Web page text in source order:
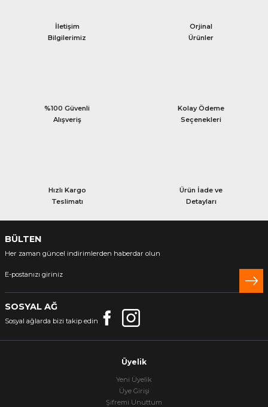
İletişim
Bilgilerimiz
Orjinal
Ürünler
%100 Güvenli
Alışveriş
Kolay Ödeme
Seçenekleri
Hızlı Kargo
Teslimatı
Ürün İade ve
Detayları
BÜLTEN
Her zaman güncel indirimlerden haberdar olun
SOSYAL AĞ
Sosyal ağlarda bizi takip edin
Üyelik
Yeni Üyelik
Üye Girişi
Şifremi Unuttum